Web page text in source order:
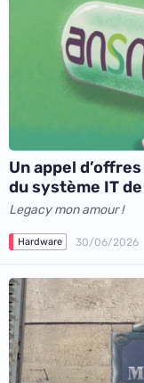
Un appel
du système IT
Legacy mon amour !
Hardware 30/06/2026